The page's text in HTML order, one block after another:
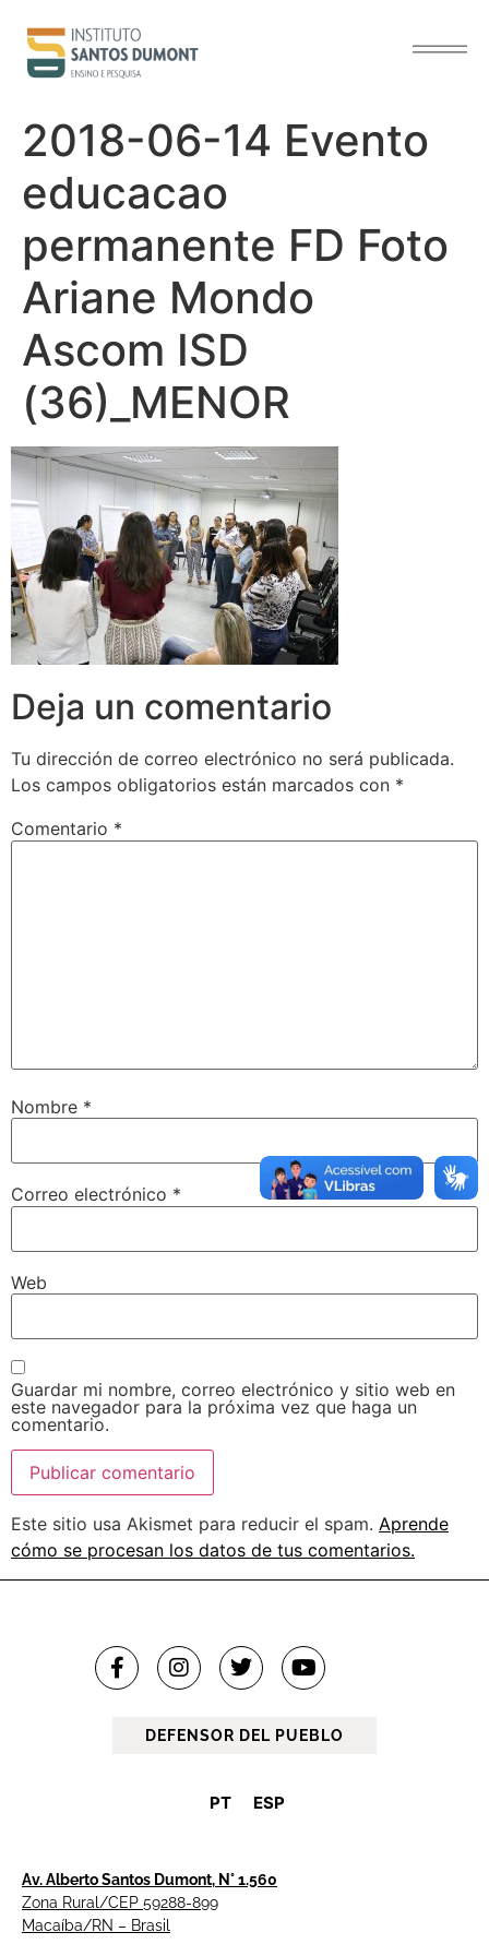
2018-06-14 Evento
educacao
permanente FD Foto
Ariane Mondo
Ascom ISD
(36)_MENOR
Deja un comentario
Tu dirección de correo electrónico no será publicada.
Los campos obligatorios están marcados con *
Comentario *
Nombre *
Correo electrónico *
Web
Guardar mi nombre, correo electrónico y sitio web en
este navegador para la próxima vez que haga un
comentario.
Este sitio usa Akismet para reducir el spam. Aprende
cómo se procesan los datos de tus comentarios.
DEFENSOR DEL PUEBLO
PT ESP
Av. Alberto Santos Dumont, N° 1.560
Zona Rural/CEP 59288-899
Macaíba/RN – Brasil